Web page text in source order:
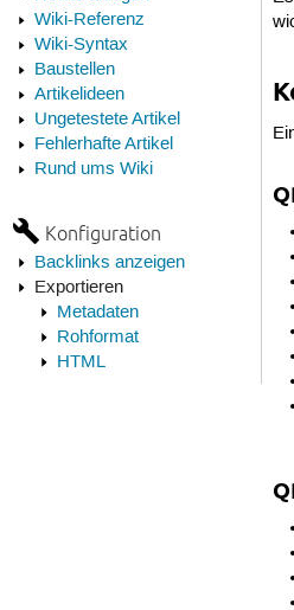
Wiki-Referenz
Wiki-Syntax
Baustellen
Artikelideen
Ungetestete Artikel
Fehlerhafte Artikel
Rund ums Wiki
Konfiguration
Backlinks anzeigen
Exportieren
Metadaten
Rohformat
HTML